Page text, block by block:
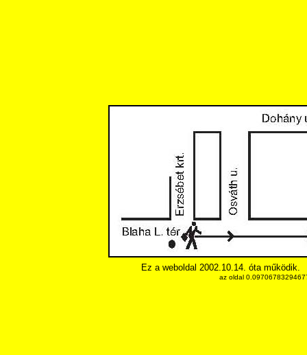
Ez a weboldal 2002.10.14. óta működik.
az oldal